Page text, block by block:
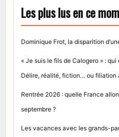
Les plus lus en ce
Dominique Frot, la disparition
« Je suis le fils de Calogero » :
Délire, réalité, fiction… ou filiation
Rentrée 2026 : quelle France
septembre ?
Les vacances avec les grands-